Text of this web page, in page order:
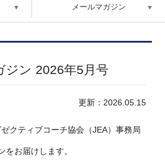
メールマガジン
ジン 2026年5月号
更新：2026.05.15
クティブコーチ協会（JEA）事務局
をお届けします。